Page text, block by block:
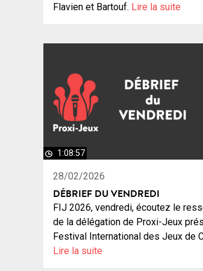
Flavien et Bartouf. Lire la suite
1:08:57
28/02/2026
DÉBRIEF DU VENDREDI
FIJ 2026, vendredi, écoutez le
de la délégation de Proxi-Jeux
Festival International des Jeux de
Lire la suite